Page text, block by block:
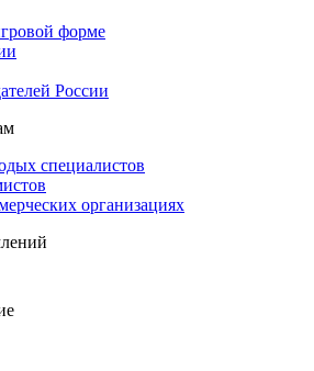
форме
России
специалистов
организациях